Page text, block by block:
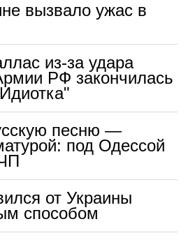
вызвало ужас в
из-за удара
РФ закончилась
песню —
под Одессой
от Украины
способом